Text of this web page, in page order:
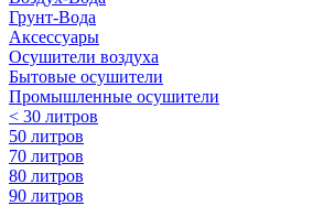
Грунт-Вода
Аксессуары
Осушители воздуха
Бытовые осушители
Промышленные осушители
< 30 литров
50 литров
70 литров
80 литров
90 литров